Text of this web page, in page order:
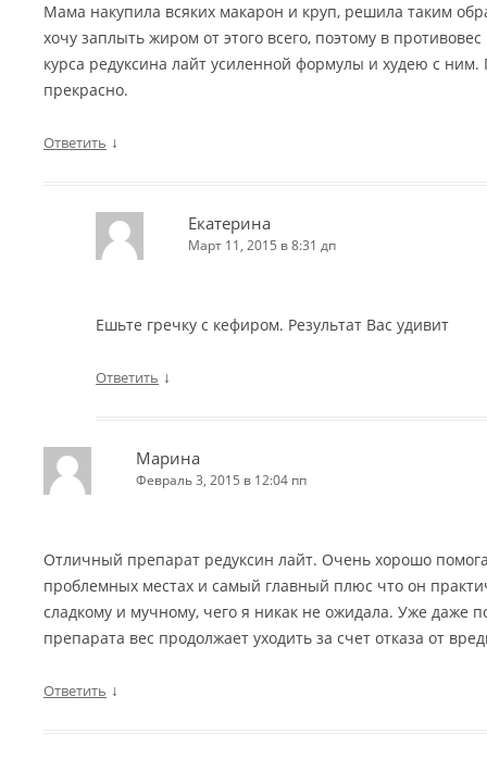
Мама накупила всяких макарон и круп, решила таким
хочу заплыть жиром от этого всего, поэтому в
курса редуксина лайт усиленной формулы и худею с ним.
прекрасно.
Ответить ↓
Екатерина
Март 11, 2015 в 8:31 дп
Ешьте гречку с кефиром. Результат Вас удивит
Ответить ↓
Марина
Февраль 3, 2015 в 12:04 пп
Отличный препарат редуксин лайт. Очень хорошо
проблемных местах и самый главный плюс что он
сладкому и мучному, чего я никак не ожидала. Уже даже
препарата вес продолжает уходить за счет отказа от
Ответить ↓